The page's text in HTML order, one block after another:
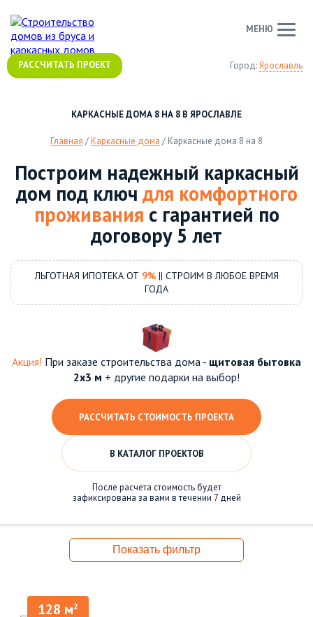
Город:Ярославль
РАССЧИТАТЬ ПРОЕКТ
МЕНЮ
КАРКАСНЫЕ ДОМА 8 НА 8 В ЯРОСЛАВЛЕ
Главная /Каркасные дома / Каркасные дома 8 на 8
Построим надежный каркасный
дом под ключ для комфортного
проживания с гарантией по
договору 5 лет
ЛЬГОТНАЯ ИПОТЕКА ОТ 9%|| СТРОИМ В ЛЮБОЕ ВРЕМЯ
ГОДА
Акция! При заказе строительства дома - щитовая бытовка
2х3 м + другие подарки на выбор!
РАССЧИТАТЬ СТОИМОСТЬ ПРОЕКТА
В КАТАЛОГ ПРОЕКТОВ
После расчета стоимость будет
зафиксирована за вами в течении 7 дней
Показать фильтр
128 м2